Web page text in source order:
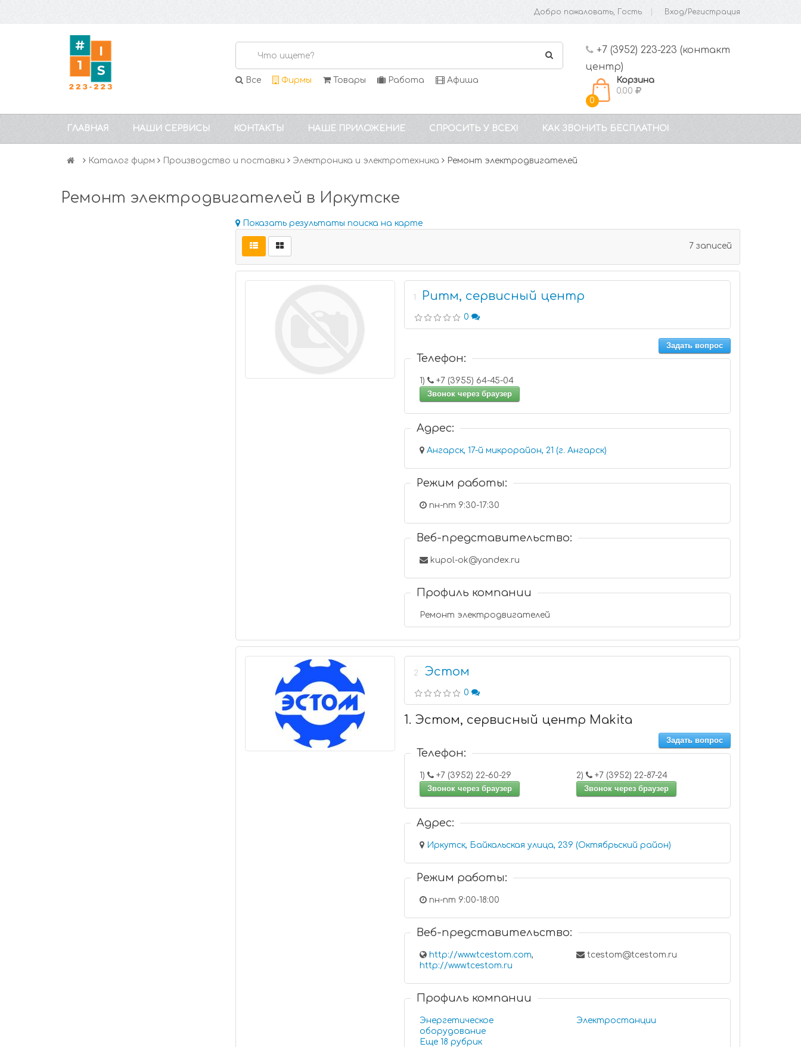
Добро пожаловать, Гость Вход/Регистрация
Все Фирмы Товары Работа Афиша
+7 (3952) 223-223 (контакт
центр)
0
Корзина
0.00
ГЛАВНАЯ НАШИ СЕРВИСЫ КОНТАКТЫ НАШЕ ПРИЛОЖЕНИЕ СПРОСИТЬ У ВСЕХ! КАК ЗВОНИТЬ БЕСПЛАТНО!
Каталог фирм Производство и поставки Электроника и электротехника Ремонт электродвигателей
Ремонт электродвигателей в Иркутске
Показать результаты поиска на карте
7 записей
1 Ритм, сервисный центр
0
Задать вопрос
Телефон:
1)
+7 (3955) 64-45-04
Звонок через браузер
Адрес:
Ангарск, 17-й микрорайон, 21 (г. Ангарск)
Режим работы:
пн-пт 9:30-17:30
Веб-представительство:
kupol-ok@yandex.ru
Профиль компании
Ремонт электродвигателей
2 Эстом
0
1. Эстом, сервисный центр Makita
Задать вопрос
Телефон:
1)
+7 (3952) 22-60-29
Звонок через браузер
2)
+7 (3952) 22-87-24
Звонок через браузер
Адрес:
Иркутск, Байкальская улица, 239 (Октябрьский район)
Режим работы:
пн-пт 9:00-18:00
Веб-представительство:
http://www.tcestom.com,
http://www.tcestom.ru
tcestom@tcestom.ru
Профиль компании
Энергетическое
оборудование
Электростанции
Еще 18 рубрик